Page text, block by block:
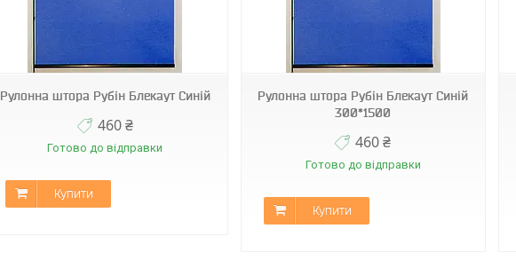
Рулонна штора Рубін Блекаут Синій
460 ₴
Готово до відправки
Купити
Рулонна штора Рубін Блекаут Синій
300*1500
460 ₴
Готово до відправки
Купити